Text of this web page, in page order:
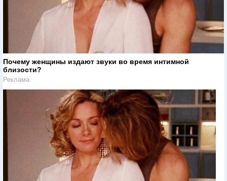
Почему женщины издают звуки во время интимной
близости?
Реклама